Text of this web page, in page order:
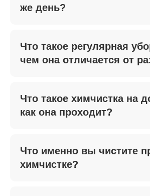
же день?
Что такое регулярная
чем она отличается от
Что такое химчистка на
как она проходит?
Что именно вы чистите
химчистке?
Генеральная
уборка
Поддерживающая